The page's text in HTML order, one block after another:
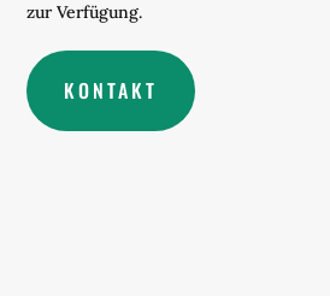
zur Verfügung.
KONTAKT